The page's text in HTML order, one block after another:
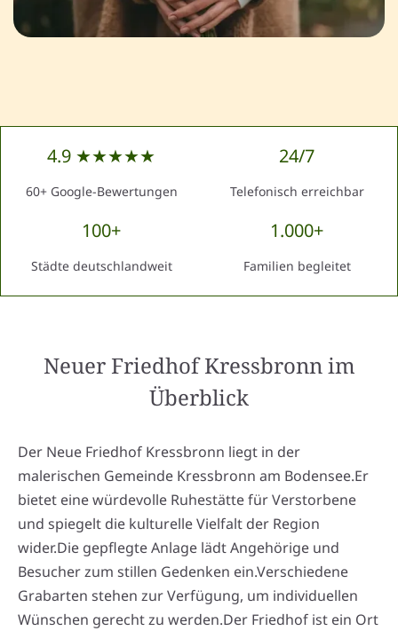
4.9 ★★★★★
60+ Google-Bewertungen
24/7
Telefonisch erreichbar
100+
Städte deutschlandweit
1.000+
Familien begleitet
Neuer Friedhof Kressbronnim
Überblick
Der Neue Friedhof Kressbronn liegt in der
malerischen Gemeinde Kressbronn am Bodensee.Er
bietet eine würdevolle Ruhestätte für Verstorbene
und spiegelt die kulturelle Vielfalt der Region
wider.Die gepflegte Anlage lädt Angehörige und
Besucher zum stillen Gedenken ein.Verschiedene
Grabarten stehen zur Verfügung, um individuellen
Wünschen gerecht zu werden.Der Friedhof ist ein Ort